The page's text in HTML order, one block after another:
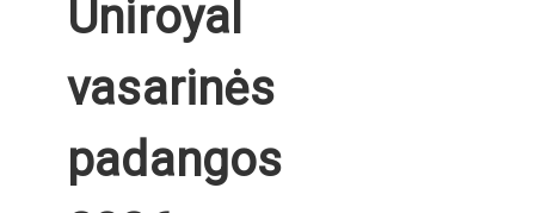
Uniroyal
vasarinės
padangos